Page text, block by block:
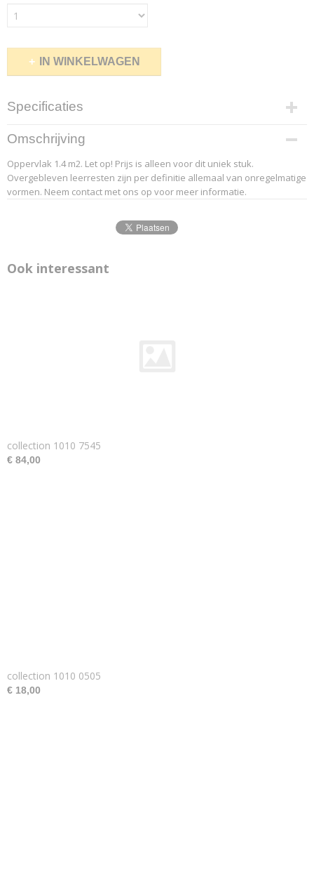
IN WINKELWAGEN
Specificaties
Productcode leverancier
2-6
Omschrijving
Oppervlak 1.4 m2. Let op! Prijs is alleen voor dit uniek stuk.
Overgebleven leerresten zijn per definitie allemaal van onregelmatige
vormen. Neem contact met ons op voor meer informatie.
Ook interessant
collection 1010 7545
€ 84,00
collection 1010 0505
€ 18,00